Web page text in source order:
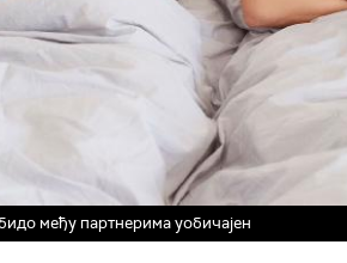
међу партнерима уобичајен